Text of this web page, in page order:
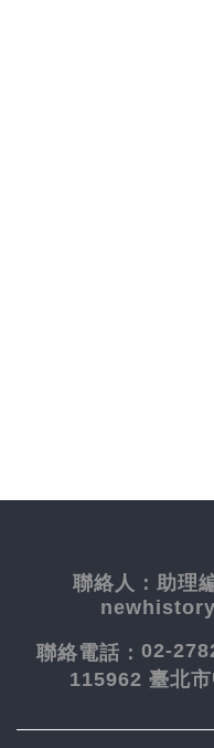
聯絡人： 助理
聯絡電話： 02-
115962 臺北